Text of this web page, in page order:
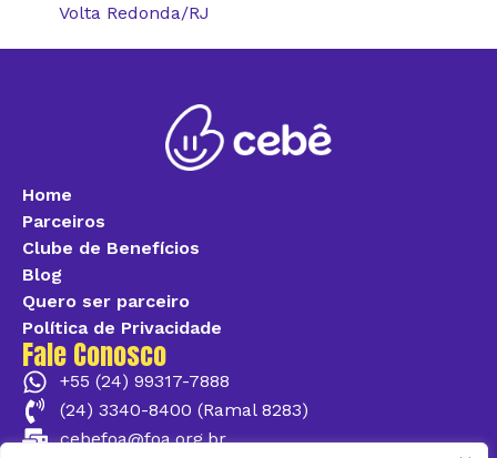
Volta Redonda/RJ
Home
Parceiros
Clube de Benefícios
Blog
Quero ser parceiro
Política de Privacidade
Fale Conosco
+55 (24) 99317-7888
(24) 3340-8400 (Ramal 8283)
cebefoa@foa.org.br